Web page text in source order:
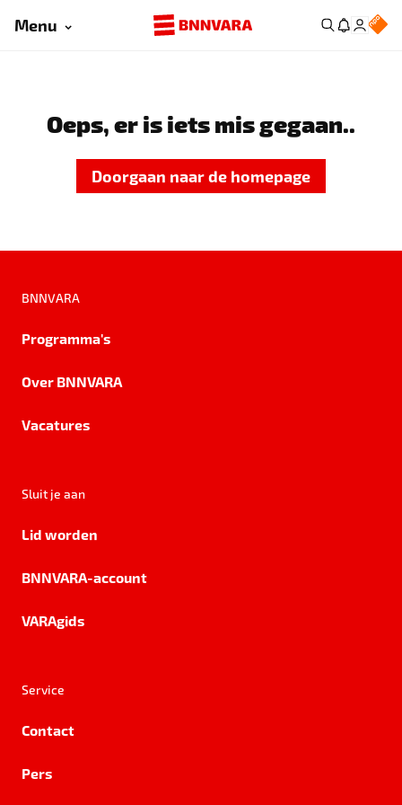
Menu
Oeps, er is iets mis gegaan..
Doorgaan naar de homepage
BNNVARA
Programma's
Over BNNVARA
Vacatures
Sluit je aan
Lid worden
BNNVARA-account
VARAgids
Service
Contact
Pers